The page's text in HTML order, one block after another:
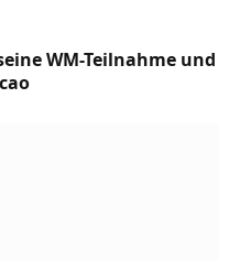
WM-Teilnahme und